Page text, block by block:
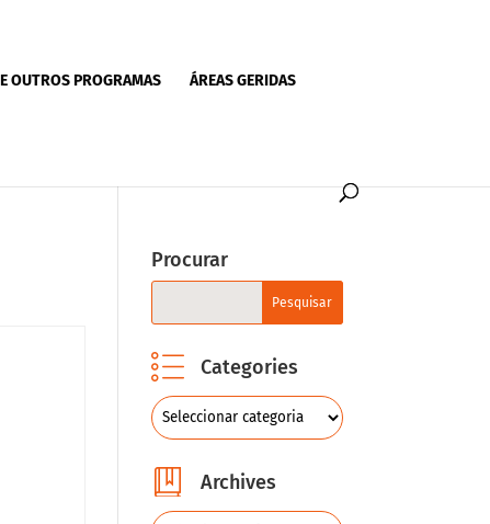
OUTROS PROGRAMAS ÁREAS GERIDAS
Procurar
Categories
Archives